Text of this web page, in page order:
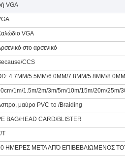
VGA
VGA
στο αρσενικό
CCS
4.7MM/5.5MM/6.0MM/7.8MM/5.8MM/8.0MM
1m/1.5m/2m/3m/5m/10m/15m/20m/25m/
μαύρο PVC το /Braiding
BAG/HEAD CARD/BLISTER
T
ΗΜΕΡΕΣ ΜΕΤΑ ΑΠΌ ΕΠΙΒΕΒΑΙΩΜΕΝΟΣ